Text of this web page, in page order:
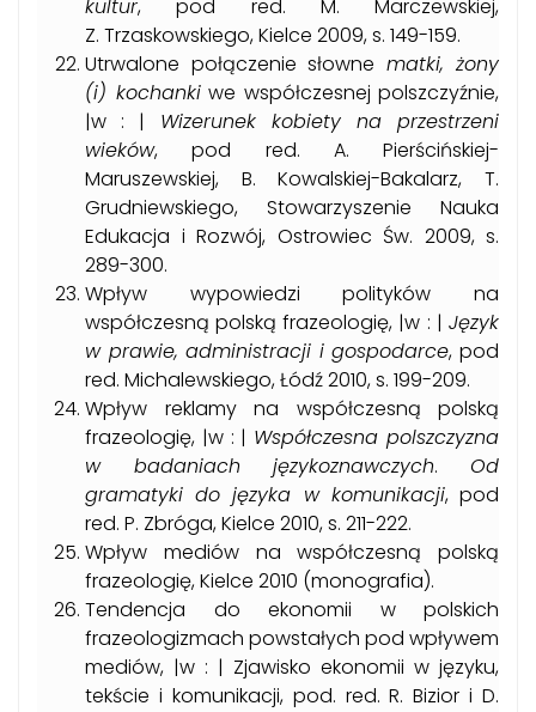
kultur, pod red. M. Marczewskiej,
Z. Trzaskowskiego, Kielce 2009, s. 149-159.
Utrwalone połączenie słowne matki, żony
(i) kochankiwe współczesnej polszczyźnie,
|w : | Wizerunek kobiety na przestrzeni
wieków, pod red. A. Pierścińskiej-
Maruszewskiej, B. Kowalskiej-Bakalarz, T.
Grudniewskiego, Stowarzyszenie Nauka
Edukacja i Rozwój, Ostrowiec Św. 2009, s.
289-300.
Wpływ wypowiedzi polityków na
współczesną polską frazeologię, |w : | Język
w prawie, administracji i gospodarce, pod
red. Michalewskiego, Łódź 2010, s. 199-209.
Wpływ reklamy na współczesną polską
frazeologię, |w : | Współczesna polszczyzna
w badaniach językoznawczych. Od
gramatyki do języka w komunikacji, pod
red. P. Zbróga, Kielce 2010, s. 211-222.
Wpływ mediów na współczesną polską
frazeologię, Kielce 2010 (monografia).
Tendencja do ekonomii w polskich
frazeologizmach powstałych pod wpływem
mediów, |w : | Zjawisko ekonomii w języku,
tekście i komunikacji, pod. red. R. Bizior i D.